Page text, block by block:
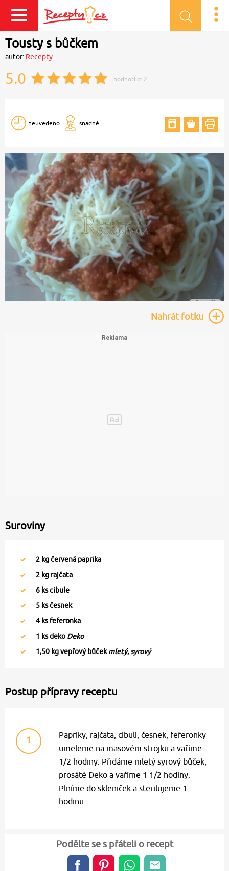
Přihlásit se
Tousty s bůčkem
autor: Recepty
5.0 hodnotilo: 2
neuvedeno snadné
Nahrátfotku
Suroviny
2 kg červená paprika
2 kg rajčata
6 ks cibule
5 ks česnek
4 ks feferonka
1 ks deko Deko
1,50 kg vepřový bůčekmletý, syrový
Postup přípravy receptu
1
Papriky, rajčata, cibuli, česnek, feferonky
umeleme na masovém strojku a vaříme
1/2 hodiny. Přidáme mletý syrový bůček,
prosáté Deko a vaříme 1 1/2 hodiny.
Plníme do skleniček a sterilujeme 1
hodinu.
Podělte se s přáteli o recept